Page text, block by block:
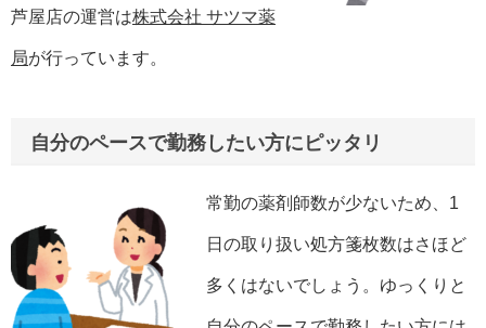
芦屋店の運営は株式会社 サツマ薬
局が行っています。
自分のペースで勤務したい方にピッタリ
常勤の薬剤師数が少ないため、1
日の取り扱い処方箋枚数はさほど
多くはないでしょう。ゆっくりと